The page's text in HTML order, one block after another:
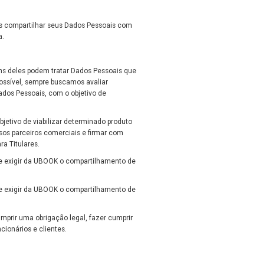
compartilhar seus Dados Pessoais com
deles podem tratar Dados Pessoais que
sempre buscamos avaliar
Pessoais, com o objetivo de
de viabilizar determinado produto
parceiros comerciais e firmar com
Titulares.
da UBOOK o compartilhamento de
da UBOOK o compartilhamento de
uma obrigação legal, fazer cumprir
e clientes.